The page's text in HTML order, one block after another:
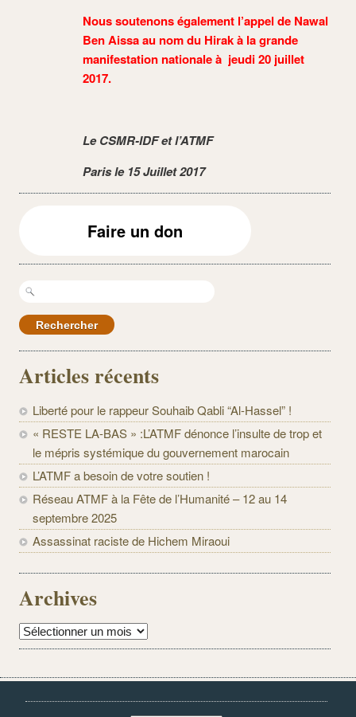
Nous soutenons également l’appel de Nawal
Ben Aissa au nom du Hirak à la grande
manifestation nationale à jeudi 20 juillet
2017.
Le CSMR-IDF et l’ATMF
Paris le 15 Juillet 2017
Faire un don
Rechercher :
Articles récents
Liberté pour le rappeur Souhaib Qabli “Al-Hassel” !
« RESTE LA-BAS » :L’ATMF dénonce l’insulte de trop et
le mépris systémique du gouvernement marocain
L’ATMF a besoin de votre soutien !
Réseau ATMF à la Fête de l’Humanité – 12 au 14
septembre 2025
Assassinat raciste de Hichem Miraoui
Archives
Archives